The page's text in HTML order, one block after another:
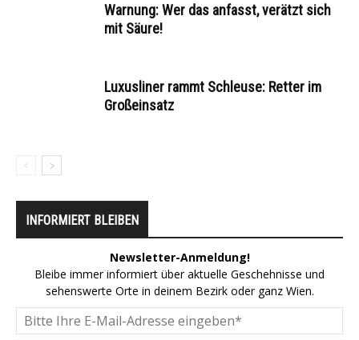
Warnung: Wer das anfasst, verätzt sich
mit Säure!
Luxusliner rammt Schleuse: Retter im
Großeinsatz
INFORMIERT BLEIBEN
Newsletter-Anmeldung!
Bleibe immer informiert über aktuelle Geschehnisse und
sehenswerte Orte in deinem Bezirk oder ganz Wien.